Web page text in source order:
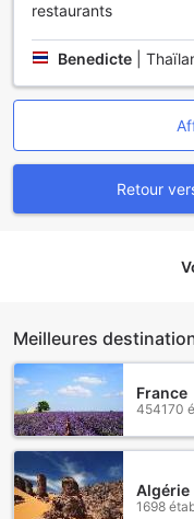
restaurants
Benedicte
Retour
Meilleures
France
454170
Algérie
1698